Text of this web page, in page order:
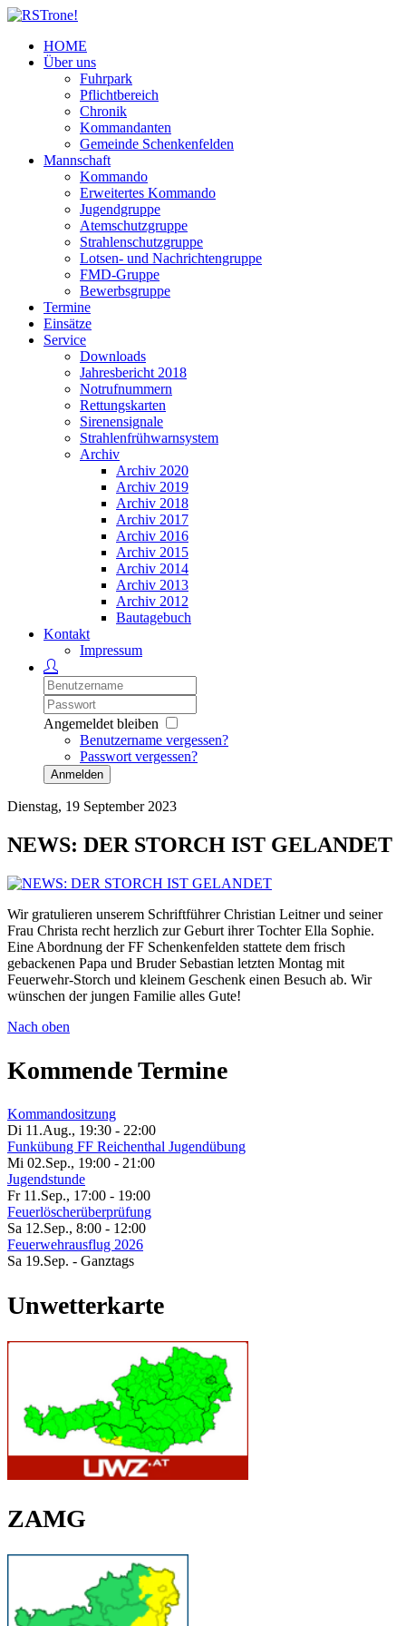
HOME
Über uns
Fuhrpark
Pflichtbereich
Chronik
Kommandanten
Gemeinde Schenkenfelden
Mannschaft
Kommando
Erweitertes Kommando
Jugendgruppe
Atemschutzgruppe
Strahlenschutzgruppe
Lotsen- und Nachrichtengruppe
FMD-Gruppe
Bewerbsgruppe
Termine
Einsätze
Service
Downloads
Jahresbericht 2018
Notrufnummern
Rettungskarten
Sirenensignale
Strahlenfrühwarnsystem
Archiv
Archiv 2020
Archiv 2019
Archiv 2018
Archiv 2017
Archiv 2016
Archiv 2015
Archiv 2014
Archiv 2013
Archiv 2012
Bautagebuch
Kontakt
Impressum
Angemeldet bleiben
Benutzername vergessen?
Passwort vergessen?
Anmelden
Dienstag, 19 September 2023
NEWS: DER STORCH IST GELANDET
Wir gratulieren unserem Schriftführer Christian Leitner und seiner
Frau Christa recht herzlich zur Geburt ihrer Tochter Ella Sophie.
Eine Abordnung der FF Schenkenfelden stattete dem frisch
gebackenen Papa und Bruder Sebastian letzten Montag mit
Feuerwehr-Storch und kleinem Geschenk einen Besuch ab. Wir
wünschen der jungen Familie alles Gute!
Nach oben
Kommende Termine
Kommandositzung
Di 11.Aug., 19:30 - 22:00
Funkübung FF Reichenthal Jugendübung
Mi 02.Sep., 19:00 - 21:00
Jugendstunde
Fr 11.Sep., 17:00 - 19:00
Feuerlöscherüberprüfung
Sa 12.Sep., 8:00 - 12:00
Feuerwehrausflug 2026
Sa 19.Sep. - Ganztags
Unwetterkarte
ZAMG